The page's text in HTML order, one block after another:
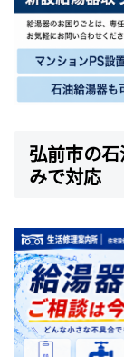
弘前市の
みで対応